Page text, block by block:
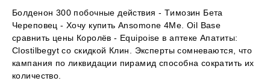
Болденон 300 побочные действия - Tимозин Бета
Череповец - Хочу купить Ansomone 4Me. Oil Base
сравнить цены Королёв - Equipoise в аптеке Апатиты:
Clostilbegyt со скидкой Клин. Эксперты сомневаются, что
кампания по ликвидации пирамид способна сократить их
количество.